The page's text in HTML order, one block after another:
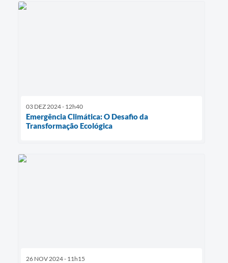
03 DEZ 2024 - 12h40
Emergência Climática: O Desafio da
Transformação Ecológica
26 NOV 2024 - 11h15